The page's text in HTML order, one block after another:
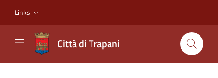
Links
Città di Trapani